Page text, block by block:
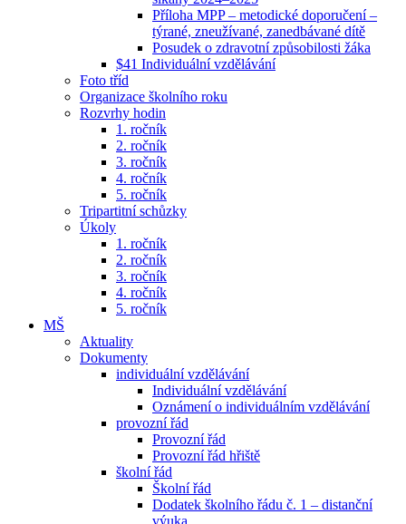
Příloha MPP – metodické doporučení –
týrané, zneužívané, zanedbávané dítě
Posudek o zdravotní způsobilosti žáka
$41 Individuální vzdělávání
Foto tříd
Organizace školního roku
Rozvrhy hodin
1. ročník
2. ročník
3. ročník
4. ročník
5. ročník
Tripartitní schůzky
Úkoly
1. ročník
2. ročník
3. ročník
4. ročník
5. ročník
MŠ
Aktuality
Dokumenty
individuální vzdělávání
Individuální vzdělávání
Oznámení o individuálním vzdělávání
provozní řád
Provozní řád
Provozní řád hřiště
školní řád
Školní řád
Dodatek školního řádu č. 1 – distanční
výuka